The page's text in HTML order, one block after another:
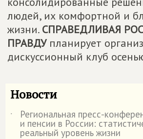
людей, их комфортной и
жизни. СПРАВЕДЛИВАЯ
ПРАВДУпланирует
дискуссионный клуб
Новости
˙ Региональная пресс-
и пенсии в России:
реальный уровень жизни